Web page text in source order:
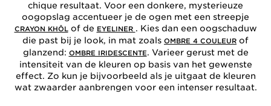
chique resultaat. Voor een donkere, mysterieuze
oogopslag accentueer je de ogen met een streepje
CRAYON KHÔLof de EYELINER . Kies dan een oogschaduw
die past bij je look, in mat zoals OMBRE 4 COULEUR of
glanzend: OMBRE IRIDESCENTE. Varieer gerust met de
intensiteit van de kleuren op basis van het gewenste
effect. Zo kun je bijvoorbeeld als je uitgaat de kleuren
wat zwaarder aanbrengen voor een intenser resultaat.